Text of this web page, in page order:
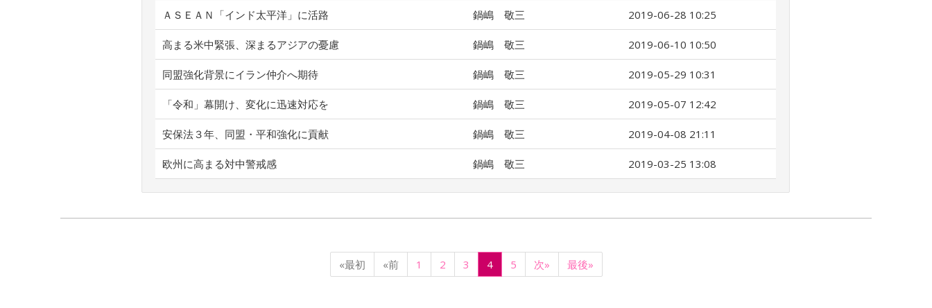
ＡＳＥＡＮ「インド太平洋」に活路 鍋嶋 敬三 2019-06-28 10:25
高まる米中緊張、深まるアジアの憂慮 鍋嶋 敬三 2019-06-10 10:50
同盟強化背景にイラン仲介へ期待 鍋嶋 敬三 2019-05-29 10:31
「令和」幕開け、変化に迅速対応を 鍋嶋 敬三 2019-05-07 12:42
安保法３年、同盟・平和強化に貢献 鍋嶋 敬三 2019-04-08 21:11
欧州に高まる対中警戒感 鍋嶋 敬三 2019-03-25 13:08
«最初 «前 1 2 3 4 5 次» 最後»